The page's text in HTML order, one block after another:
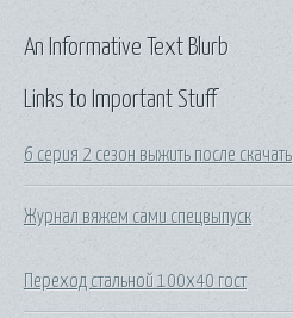
Links to Important Stuff
6 серия 2 сезон выжить после скачать
Журнал вяжем сами спецвыпуск
Переход стальной 100х40 гост
An Informative Text Blurb